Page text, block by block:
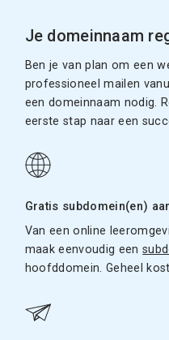
Je domeinnaam
Ben je van plan om een
professioneel mailen
een domeinnaam nodig.
eerste stap naar een
Gratis subdomein(en)
Van een online
maak eenvoudig een
hoofddomein. Geheel